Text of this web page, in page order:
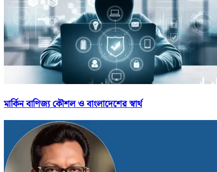
মার্কিন বাণিজ্য কৌশল ও বাংলাদেশের স্বার্থ